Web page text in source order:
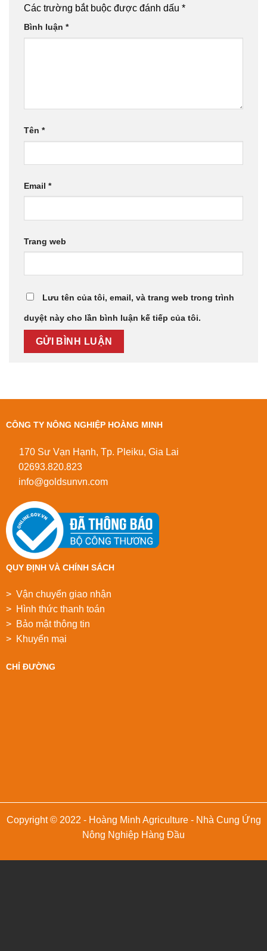
Các trường bắt buộc được đánh dấu *
Bình luận *
Tên *
Email *
Trang web
Lưu tên của tôi, email, và trang web trong trình
duyệt này cho lần bình luận kế tiếp của tôi.
CÔNG TY NÔNG NGHIỆP HOÀNG MINH
170 Sư Vạn Hạnh, Tp. Pleiku, Gia Lai
02693.820.823
info@goldsunvn.com
QUY ĐỊNH VÀ CHÍNH SÁCH
> Vận chuyển giao nhận
> Hình thức thanh toán
> Bảo mật thông tin
> Khuyển mại
CHỈ ĐƯỜNG
Copyright © 2022 - Hoàng Minh Agriculture - Nhà Cung Ứng
Nông Nghiệp Hàng Đầu